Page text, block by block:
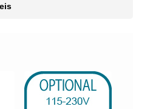
Optionen gegen Aufpreis